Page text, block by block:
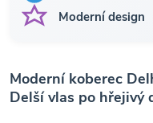
Moderní design
Moderní koberec
Delší vlas po hřejivý